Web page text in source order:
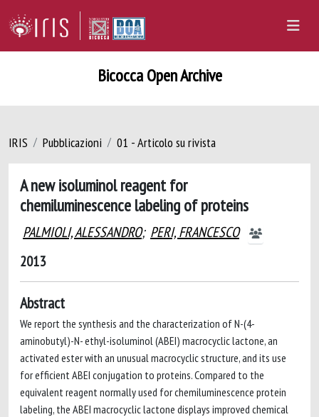
Bicocca Open Archive
IRIS Pubblicazioni 01 - Articolo su rivista
A new isoluminol reagent for
chemiluminescence labeling of proteins
PALMIOLI, ALESSANDRO; PERI, FRANCESCO
2013
Abstract
We report the synthesis and the characterization of N-(4-
aminobutyl)-N- ethyl-isoluminol (ABEI) macrocyclic lactone, an
activated ester with an unusual macrocyclic structure, and its use
for efficient ABEI conjugation to proteins. Compared to the
equivalent reagent normally used for chemiluminescence protein
labeling, the ABEI macrocyclic lactone displays improved chemical